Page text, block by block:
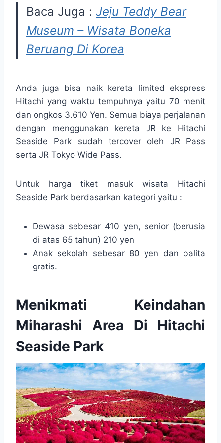
Baca Juga : Jeju Teddy Bear
Museum – Wisata Boneka
Beruang Di Korea
Anda juga bisa naik kereta limited ekspress
Hitachi yang waktu tempuhnya yaitu 70 menit
dan ongkos 3.610 Yen. Semua biaya perjalanan
dengan menggunakan kereta JR ke Hitachi
Seaside Park sudah tercover oleh JR Pass
serta JR Tokyo Wide Pass.
Untuk harga tiket masuk wisata Hitachi
Seaside Park berdasarkan kategori yaitu :
Dewasa sebesar 410 yen, senior (berusia
di atas 65 tahun) 210 yen
Anak sekolah sebesar 80 yen dan balita
gratis.
Menikmati Keindahan
Miharashi Area Di Hitachi
Seaside Park